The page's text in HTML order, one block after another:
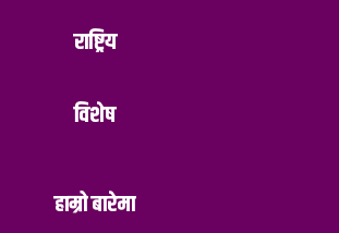
राष्ट्रिय
विशेष
हाम्रो बारेमा